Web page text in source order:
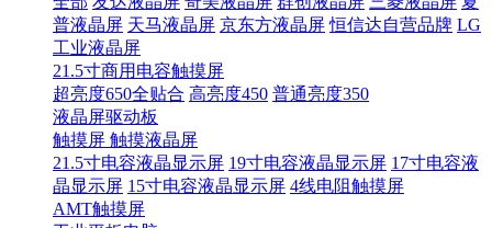
普液晶屏 天马液晶屏 京东方液晶屏 恒信达自营品牌 LG
工业液晶屏
21.5寸商用电容触摸屏
超亮度650全贴合 高亮度450 普通亮度350
液晶屏驱动板
触摸屏 触摸液晶屏
21.5寸电容液晶显示屏 19寸电容液晶显示屏 17寸电容液
晶显示屏 15寸电容液晶显示屏 4线电阻触摸屏
AMT触摸屏